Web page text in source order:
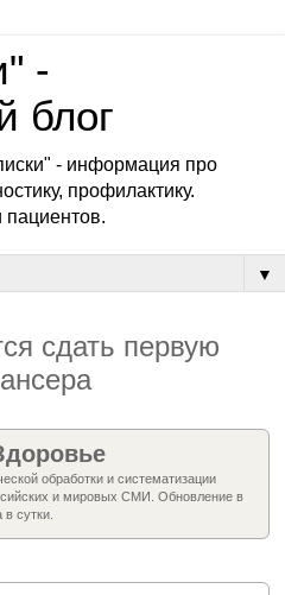
-
блог
- информация про
профилактику.
▼
сдать первую
обработки и систематизации
и мировых СМИ. Обновление в
сутки.